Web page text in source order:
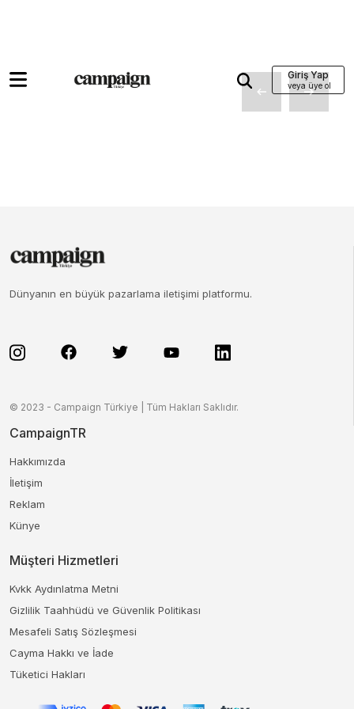
Giriş Yap
Dünyanın en büyük pazarlama iletişimi platformu.
© 2023 - Campaign Türkiye | Tüm Hakları Saklıdır.
CampaignTR
Hakkımızda
İletişim
Reklam
Künye
Müşteri Hizmetleri
Kvkk Aydınlatma Metni
Gizlilik Taahhüdü ve Güvenlik Politikası
Mesafeli Satış Sözleşmesi
Cayma Hakkı ve İade
Tüketici Hakları